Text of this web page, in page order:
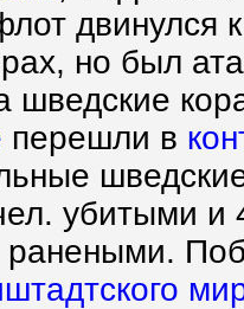
двинулся
но был
шведские
перешли в
убитыми